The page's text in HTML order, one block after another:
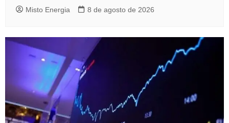
Misto Energia 8 de agosto de 2026